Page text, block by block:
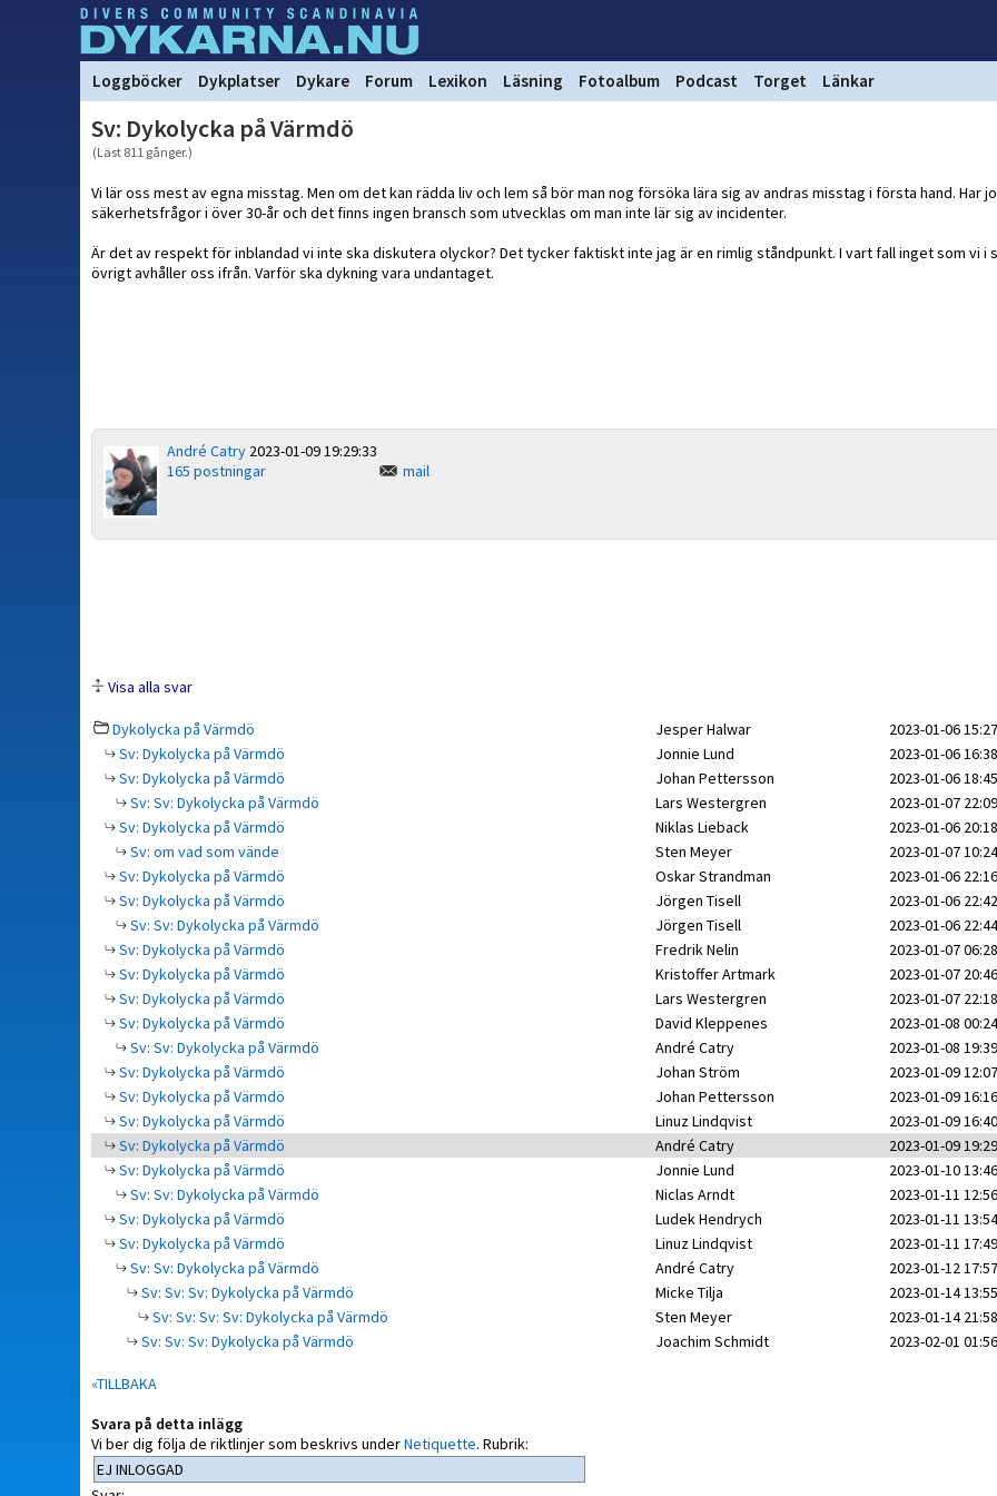
Loggböcker Dykplatser Dykare Forum Lexikon Läsning Fotoalbum Podcast Torget Länkar
Sv: Dykolycka på Värmdö
(Läst 811 gånger.)
Vi lär oss mest av egna misstag. Men om det kan rädda liv och lem så bör man nog försöka lära sig av andras misstag i första hand. Har
säkerhetsfrågor i över 30-år och det finns ingen bransch som utvecklas om man inte lär sig av incidenter.
Är det av respekt för inblandad vi inte ska diskutera olyckor? Det tycker faktiskt inte jag är en rimlig ståndpunkt. I vart fall inget som vi i
övrigt avhåller oss ifrån. Varför ska dykning vara undantaget.
André Catry 2023-01-09 19:29:33
165 postningar
mail
Visa alla svar
Dykolycka på Värmdö Jesper Halwar
2023-01-06 15:27
Sv: Dykolycka på Värmdö
Jonnie Lund
2023-01-06 16:38
Sv: Dykolycka på Värmdö
Johan Pettersson
2023-01-06 18:45
Sv: Sv: Dykolycka på Värmdö
Lars Westergren
2023-01-07 22:09
Sv: Dykolycka på Värmdö
Niklas Lieback
2023-01-06 20:18
Sv: om vad som vände
Sten Meyer
2023-01-07 10:24
Sv: Dykolycka på Värmdö
Oskar Strandman
2023-01-06 22:16
Sv: Dykolycka på Värmdö
Jörgen Tisell
2023-01-06 22:42
Sv: Sv: Dykolycka på Värmdö
Jörgen Tisell
2023-01-06 22:44
Sv: Dykolycka på Värmdö
Fredrik Nelin
2023-01-07 06:28
Sv: Dykolycka på Värmdö
Kristoffer Artmark
2023-01-07 20:46
Sv: Dykolycka på Värmdö
Lars Westergren
2023-01-07 22:18
Sv: Dykolycka på Värmdö
David Kleppenes
2023-01-08 00:24
Sv: Sv: Dykolycka på Värmdö
André Catry
2023-01-08 19:39
Sv: Dykolycka på Värmdö
Johan Ström
2023-01-09 12:07
Sv: Dykolycka på Värmdö
Johan Pettersson
2023-01-09 16:16
Sv: Dykolycka på Värmdö
Linuz Lindqvist
2023-01-09 16:40
Sv: Dykolycka på Värmdö
André Catry
2023-01-09 19:29
Sv: Dykolycka på Värmdö
Jonnie Lund
2023-01-10 13:46
Sv: Sv: Dykolycka på Värmdö
Niclas Arndt
2023-01-11 12:56
Sv: Dykolycka på Värmdö
Ludek Hendrych
2023-01-11 13:54
Sv: Dykolycka på Värmdö
Linuz Lindqvist
2023-01-11 17:49
Sv: Sv: Dykolycka på Värmdö
André Catry
2023-01-12 17:57
Sv: Sv: Sv: Dykolycka på Värmdö
Micke Tilja
2023-01-14 13:55
Sv: Sv: Sv: Sv: Dykolycka på Värmdö
Sten Meyer
2023-01-14 21:58
Sv: Sv: Sv: Dykolycka på Värmdö
Joachim Schmidt 2023-02-01 01:56
«TILLBAKA
Svara på detta inlägg
Vi ber dig följa de riktlinjer som beskrivs underNetiquette. Rubrik: